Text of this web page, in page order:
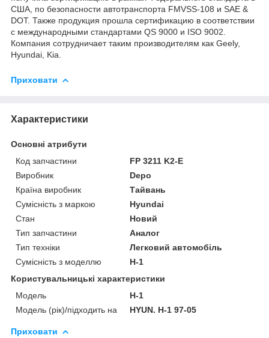
США, по безопасности автотранспорта FMVSS-108 и SAE &
DOT. Также продукция прошла сертификацию в соответствии
с международными стандартами QS 9000 и ISO 9002.
Компания сотрудничает таким производителям как Geely,
Hyundai, Kia.
Приховати
Характеристики
Основні атрибути
Код запчастини
FP 3211 K2-E
Виробник
Depo
Країна виробник
Тайвань
Сумісність з маркою
Hyundai
Стан
Новий
Тип запчастини
Аналог
Тип техніки
Легковий автомобіль
Сумісність з моделлю
H-1
Користувальницькі характеристики
Мoдель
H-1
Модель (рік)/підходить на
HYUN. H-1 97-05
Приховати